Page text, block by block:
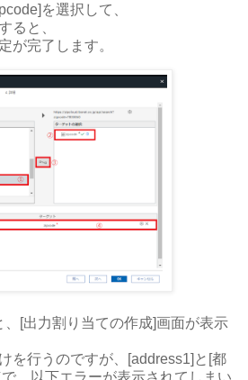
を選択して、
ると、
が完了します。
、[出力割り当ての作成]画面が表示
を行うのですが、[address1]と[都
、以下エラーが表示されてしまい